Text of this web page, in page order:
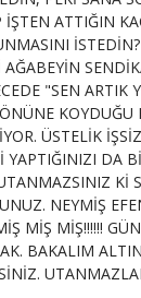
ATTIĞIN
"SEN ARTIK
KOYDUĞU
ÜSTELİK
YAPTIĞINIZI DA
Kİ
NEYMİŞ
MİŞ MİŞ!!!!!!
BAKALIM